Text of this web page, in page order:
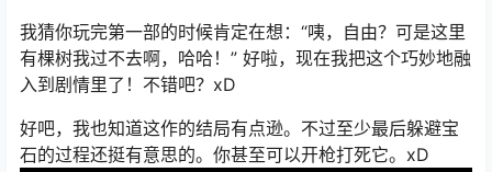
我猜你玩完第一部的时候肯定在想：“咦，自由？可是这里
有棵树我过不去啊，哈哈！” 好啦，现在我把这个巧妙地融
入到剧情里了！不错吧？xD
好吧，我也知道这作的结局有点逊。不过至少最后躲避宝
石的过程还挺有意思的。你甚至可以开枪打死它。xD